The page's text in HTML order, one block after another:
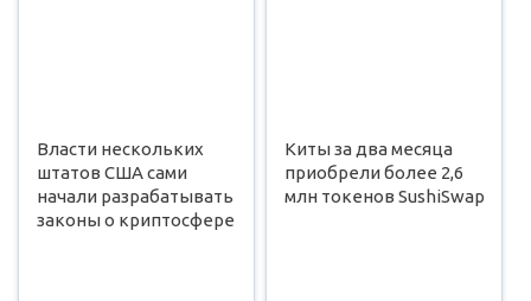
Власти нескольких
штатов США сами
начали разрабатывать
законы о криптосфере
Киты за два месяца
приобрели более 2,6
млн токенов SushiSwap